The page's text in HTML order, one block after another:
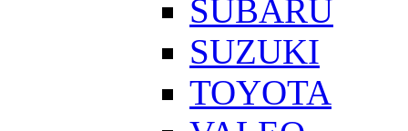
SUBARU
SUZUKI
TOYOTA